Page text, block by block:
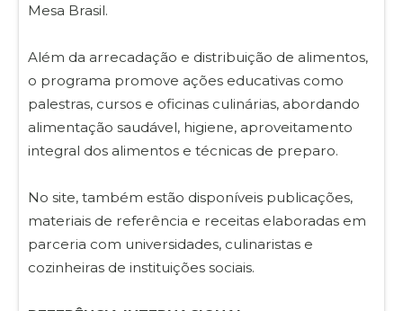
Mesa Brasil.
Além da arrecadação e distribuição de alimentos,
o programa promove ações educativas como
palestras, cursos e oficinas culinárias, abordando
alimentação saudável, higiene, aproveitamento
integral dos alimentos e técnicas de preparo.
No site, também estão disponíveis publicações,
materiais de referência e receitas elaboradas em
parceria com universidades, culinaristas e
cozinheiras de instituições sociais.